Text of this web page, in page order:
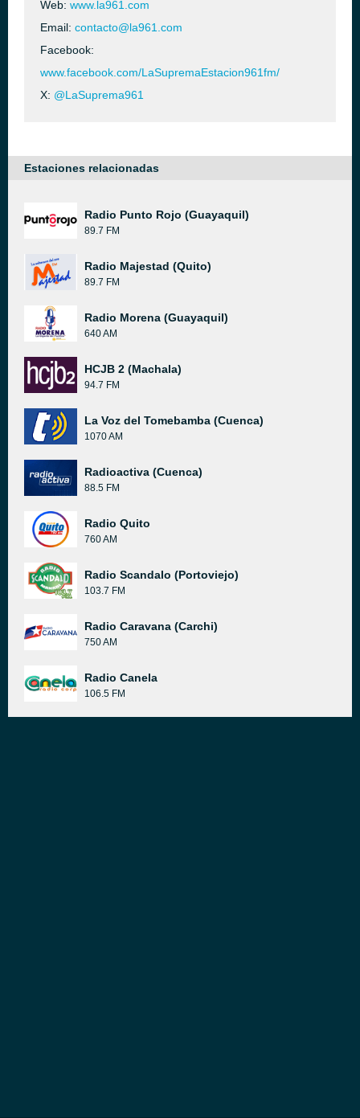
Web: www.la961.com
Email: contacto@la961.com
Facebook:
www.facebook.com/LaSupremaEstacion961fm/
X: @LaSuprema961
Estaciones relacionadas
Radio Punto Rojo (Guayaquil)
89.7 FM
Radio Majestad (Quito)
89.7 FM
Radio Morena (Guayaquil)
640 AM
HCJB 2 (Machala)
94.7 FM
La Voz del Tomebamba (Cuenca)
1070 AM
Radioactiva (Cuenca)
88.5 FM
Radio Quito
760 AM
Radio Scandalo (Portoviejo)
103.7 FM
Radio Caravana (Carchi)
750 AM
Radio Canela
106.5 FM